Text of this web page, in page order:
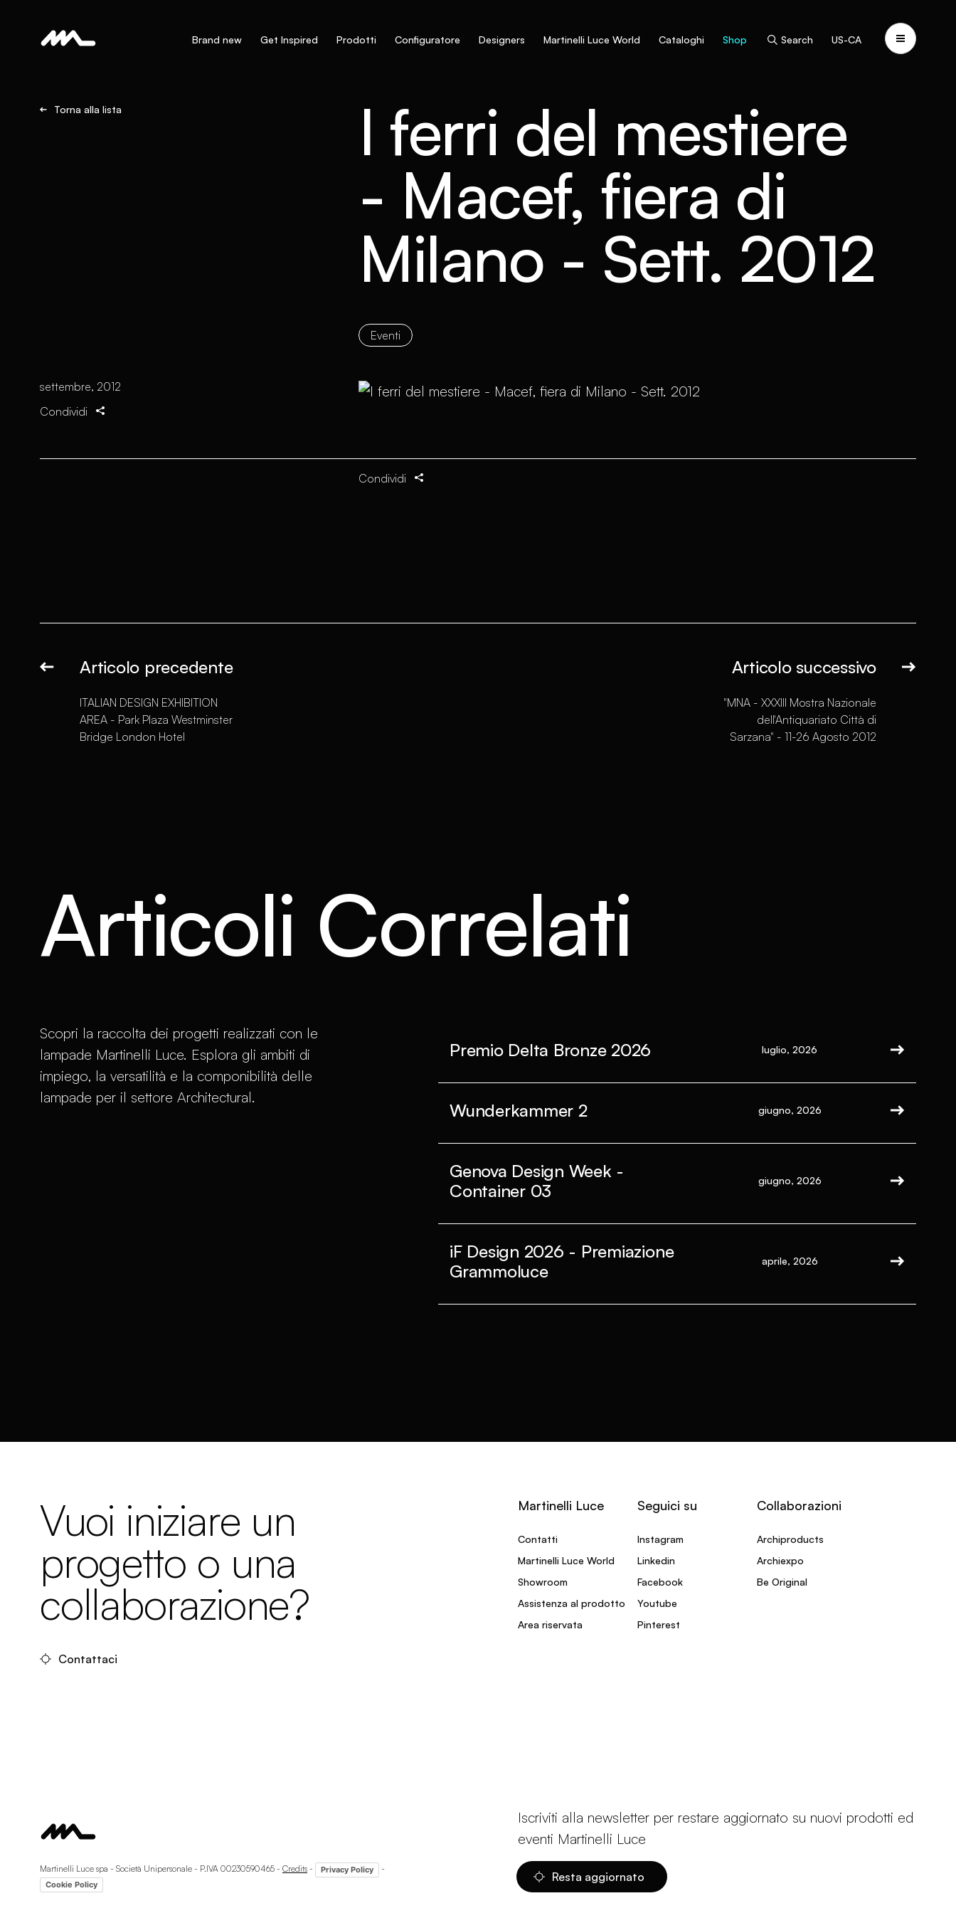
Brand new Get Inspired Prodotti Configuratore Designers Martinelli Luce World Cataloghi Shop Search US-CA
Torna alla lista I ferri del mestiere
- Macef, fiera di
Milano - Sett. 2012
Eventi
settembre, 2012
Condividi
Condividi
Articolo precedente
ITALIAN DESIGN EXHIBITION
AREA - Park Plaza Westminster
Bridge London Hotel
Articolo successivo
"MNA - XXXIII Mostra Nazionale
dell'Antiquariato Città di
Sarzana" - 11-26 Agosto 2012
Articoli Correlati
Scopri la raccolta dei progetti realizzati con le
lampade Martinelli Luce. Esplora gli ambiti di
impiego, la versatilità e la componibilità delle
lampade per il settore Architectural.
Premio Delta Bronze 2026 luglio, 2026
Wunderkammer 2 giugno, 2026
Genova Design Week -
Container 03
giugno, 2026
iF Design 2026 - Premiazione
Grammoluce
aprile, 2026
Vuoi iniziare un
progetto o una
collaborazione?
Contattaci
Martinelli Luce
Contatti
Martinelli Luce World
Showroom
Assistenza al prodotto
Area riservata
Seguici su
Instagram
Linkedin
Facebook
Youtube
Pinterest
Collaborazioni
Archiproducts
Archiexpo
Be Original
Iscriviti alla newsletter per restare aggiornato su nuovi prodotti ed
eventi Martinelli Luce
Resta aggiornato
Martinelli Luce spa - Società Unipersonale - P.IVA 00230590465 - Credits - Privacy Policy -
Cookie Policy